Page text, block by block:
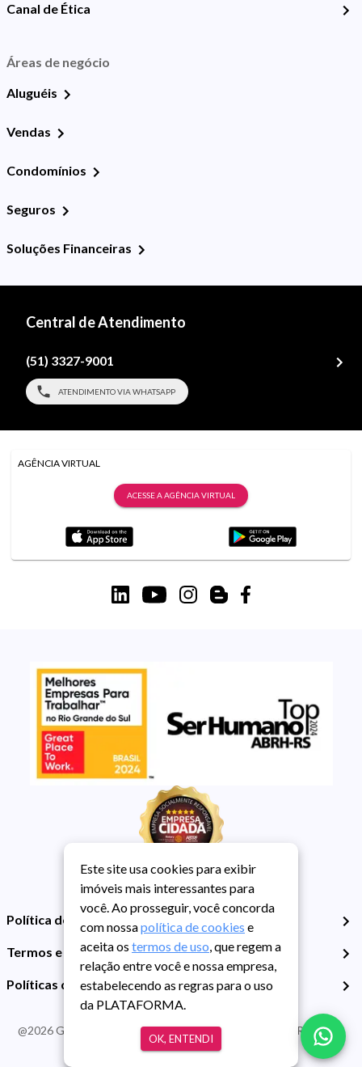
Canal de Ética
Áreas de negócio
Aluguéis
Vendas
Condomínios
Seguros
Soluções Financeiras
Central de Atendimento
(51) 3327-9001
ATENDIMENTO VIA WHATSAPP
AGÊNCIA VIRTUAL
ACESSE A AGÊNCIA VIRTUAL
Política de Privacidade
Termos e Condições de Uso
Políticas de Cookies
@2026Guarida Imóvel. Todos os direitos reservados. CRECI RS -
413J | CNPJ Guarida: 89.398.606/0001-30
Este site usa cookies para exibir
imóveis mais interessantes para
você. Ao prosseguir, você concorda
com nossapolítica de cookies e
aceita os termos de uso, que regem a
relação entre você e nossa empresa,
estabelecendo as regras para o uso
da PLATAFORMA.
OK, ENTENDI